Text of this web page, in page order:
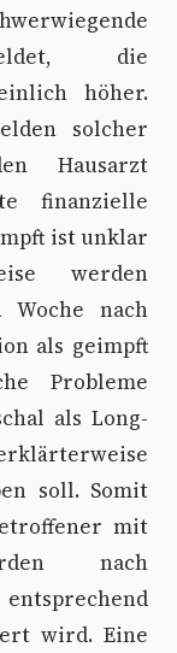
die
höher.
solcher
Hausarzt
finanzielle
ist unklar
werden
nach
als geimpft
Probleme
als Long-
soll. Somit
mit
nach
wird. Eine